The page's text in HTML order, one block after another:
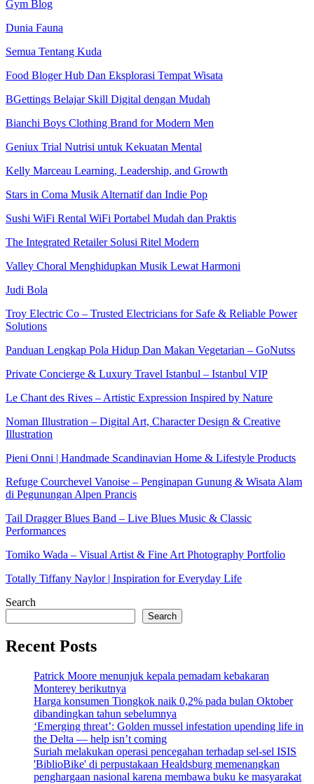
Gym Blog
Dunia Fauna
Semua Tentang Kuda
Food Bloger Hub Dan Eksplorasi Tempat Wisata
BGettings Belajar Skill Digital dengan Mudah
Bianchi Boys Clothing Brand for Modern Men
Geniux Trial Nutrisi untuk Kekuatan Mental
Kelly Marceau Learning, Leadership, and Growth
Stars in Coma Musik Alternatif dan Indie Pop
Sushi WiFi Rental WiFi Portabel Mudah dan Praktis
The Integrated Retailer Solusi Ritel Modern
Valley Choral Menghidupkan Musik Lewat Harmoni
Judi Bola
Troy Electric Co – Trusted Electricians for Safe & Reliable Power
Solutions
Panduan Lengkap Pola Hidup Dan Makan Vegetarian – GoNutss
Private Concierge & Luxury Travel Istanbul – Istanbul VIP
Le Chant des Rives – Artistic Expression Inspired by Nature
Noman Illustration – Digital Art, Character Design & Creative
Illustration
Pieni Onni | Handmade Scandinavian Home & Lifestyle Products
Refuge Courchevel Vanoise – Penginapan Gunung & Wisata Alam
di Pegunungan Alpen Prancis
Tail Dragger Blues Band – Live Blues Music & Classic
Performances
Tomiko Wada – Visual Artist & Fine Art Photography Portfolio
Totally Tiffany Naylor | Inspiration for Everyday Life
Search
Search
Recent Posts
Patrick Moore menunjuk kepala pemadam kebakaran
Monterey berikutnya
Harga konsumen Tiongkok naik 0,2% pada bulan Oktober
dibandingkan tahun sebelumnya
‘Emerging threat’: Golden mussel infestation upending life in
the Delta — help isn’t coming
Suriah melakukan operasi pencegahan terhadap sel-sel ISIS
'BiblioBike' di perpustakaan Healdsburg memenangkan
penghargaan nasional karena membawa buku ke masyarakat